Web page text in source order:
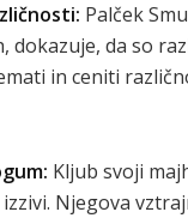
Palček
dokazuje, da so
in ceniti
Kljub svoji
Njegova